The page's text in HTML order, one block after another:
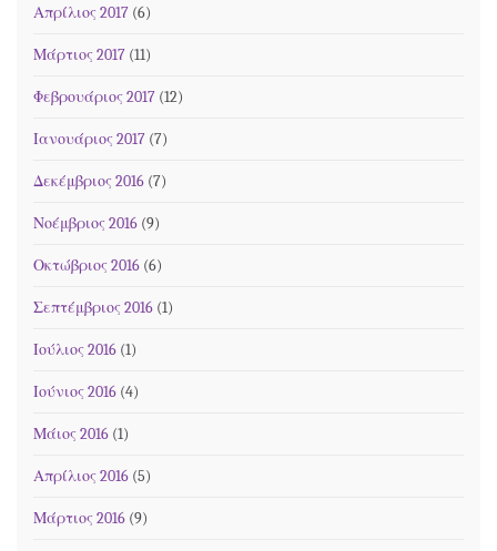
Απρίλιος 2017 (6)
Μάρτιος 2017 (11)
Φεβρουάριος 2017 (12)
Ιανουάριος 2017 (7)
Δεκέμβριος 2016 (7)
Νοέμβριος 2016 (9)
Οκτώβριος 2016 (6)
Σεπτέμβριος 2016 (1)
Ιούλιος 2016 (1)
Ιούνιος 2016 (4)
Μάιος 2016 (1)
Απρίλιος 2016 (5)
Μάρτιος 2016 (9)